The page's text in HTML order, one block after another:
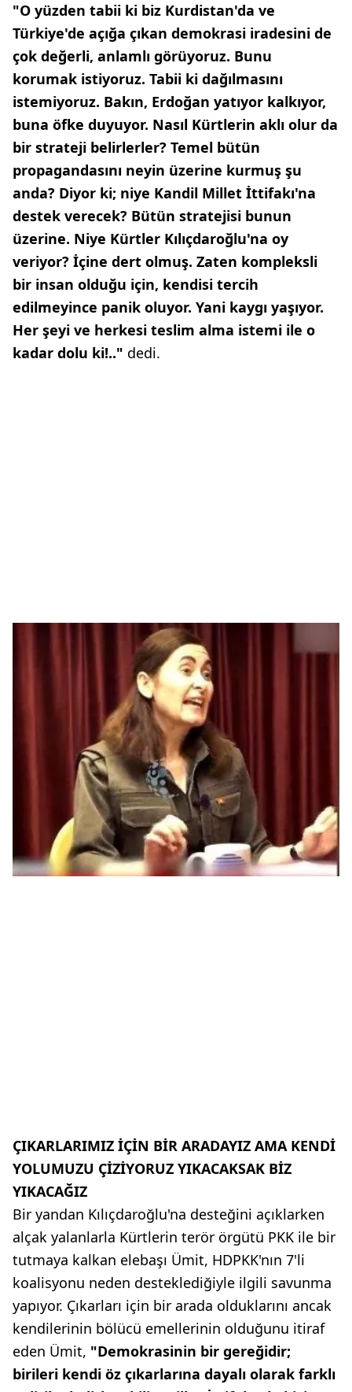
"O yüzden tabii ki biz Kurdistan'da ve
Türkiye'de açığa çıkan demokrasi iradesini de
çok değerli, anlamlı görüyoruz. Bunu
korumak istiyoruz. Tabii ki dağılmasını
istemiyoruz. Bakın, Erdoğan yatıyor kalkıyor,
buna öfke duyuyor. Nasıl Kürtlerin aklı olur da
bir strateji belirlerler? Temel bütün
propagandasını neyin üzerine kurmuş şu
anda? Diyor ki; niye Kandil Millet İttifakı'na
destek verecek? Bütün stratejisi bunun
üzerine. Niye Kürtler Kılıçdaroğlu'na oy
veriyor? İçine dert olmuş. Zaten kompleksli
bir insan olduğu için, kendisi tercih
edilmeyince panik oluyor. Yani kaygı yaşıyor.
Her şeyi ve herkesi teslim alma istemi ile o
kadar dolu ki!.." dedi.
ÇIKARLARIMIZ İÇİN BİR ARADAYIZ AMA KENDİ
YOLUMUZU ÇİZİYORUZ YIKACAKSAK BİZ
YIKACAĞIZ
Bir yandan Kılıçdaroğlu'na desteğini açıklarken
alçak yalanlarla Kürtlerin terör örgütü PKK ile bir
tutmaya kalkan elebaşı Ümit, HDPKK'nın 7'li
koalisyonu neden desteklediğiyle ilgili savunma
yapıyor. Çıkarları için bir arada olduklarını ancak
kendilerinin bölücü emellerinin olduğunu itiraf
eden Ümit, "Demokrasinin bir gereğidir;
birileri kendi öz çıkarlarına dayalı olarak farklı